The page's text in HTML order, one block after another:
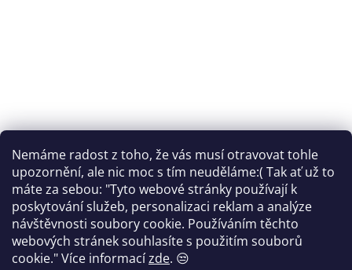
Nemáme radost z toho, že vás musí otravovat tohle
upozornění, ale nic moc s tím neuděláme:( Tak ať už to
máte za sebou: "Tyto webové stránky používají k
poskytování služeb, personalizaci reklam a analýze
návštěvnosti soubory cookie. Používáním těchto
webových stránek souhlasíte s použitím souborů
cookie."Více informacízde. 😒
Sledovat na Instagramu
Facebook
FANTOM print